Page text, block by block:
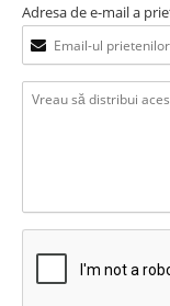
Adresa de e-mail a